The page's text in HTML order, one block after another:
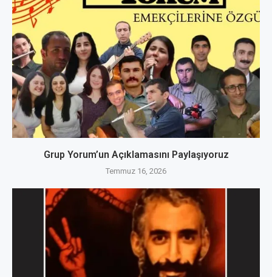
Grup Yorum’un Açıklamasını Paylaşıyoruz
Temmuz 16, 2026